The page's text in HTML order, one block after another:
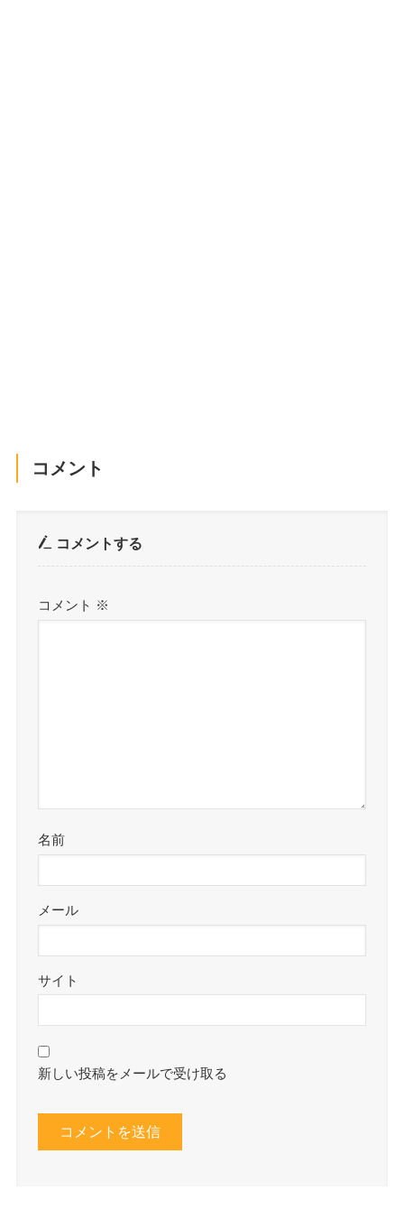
コメント
コメントする
コメント ※
名前
メール
サイト
新しい投稿をメールで受け取る